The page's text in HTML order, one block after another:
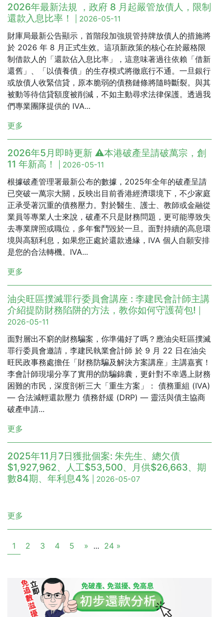
2026年最新法規 ，政府 8 月起嚴管放債人，限制
還款入息比率！
| 2026-05-11
財庫局最新公告顯示，首階段加強規管持牌放債人的措施將
於 2026 年 8 月正式生效。這項新政策的核心在於嚴格限
制借款人的「還款佔入息比率」，這意味著過往依賴「借新
還舊」、「以債養債」的生存模式將徹底行不通。一旦銀行
或放債人收緊信貸，原本脆弱的債務鏈條將隨時斷裂。與其
被動等待信貸額度被削減，不如主動尋求法律保護。透過我
們專業團隊提供的 IVA...
更多
2026年5月即時更新 ⚠️本港破產呈請破萬宗，創
11 年新高！
| 2026-05-11
根據破產管理署最新公布的數據，2025年全年的破產呈請
已突破一萬宗大關，反映出目前香港經濟環境下，不少家庭
正承受著沉重的債務壓力。對於醫生、護士、教師或金融從
業員等專業人士來說，破產不只是財務問題，更可能導致失
去專業牌照或職位，多年奮鬥毀於一旦。面對持續的高息環
境與高額利息，如果您正處於還款邊緣，IVA 個人自願安排
是您的合法轉機。IVA...
更多
油尖旺區撲滅罪行委員會講座 : 李建民會計師主講
介紹提防財務陷阱的方法，教你如何守護荷包!
2026-05-11
面對層出不窮的財務騙案，你準備好了嗎？應油尖旺區撲滅
罪行委員會邀請，李建民執業會計師 於 9 月 22 日在油尖
旺民政事務處擔任「財務防騙及解決方案講座」主講嘉賓！
李會計師現場分享了實用的防騙錦囊，更針對不幸遇上財務
困難的市民，深度剖析三大「重生方案」： 債務重組 (IVA)
— 合法減輕還款壓力 債務舒緩 (DRP) — 靈活與債主協商
破產申請...
更多
2025年11月7日獲批個案: 朱先生、總欠債
$1,927,962、人工$53,500、月供$26,663、期
數84期、年利息4%
| 2026-05-07
更多
1 2 3 4 5 » ... 24 »